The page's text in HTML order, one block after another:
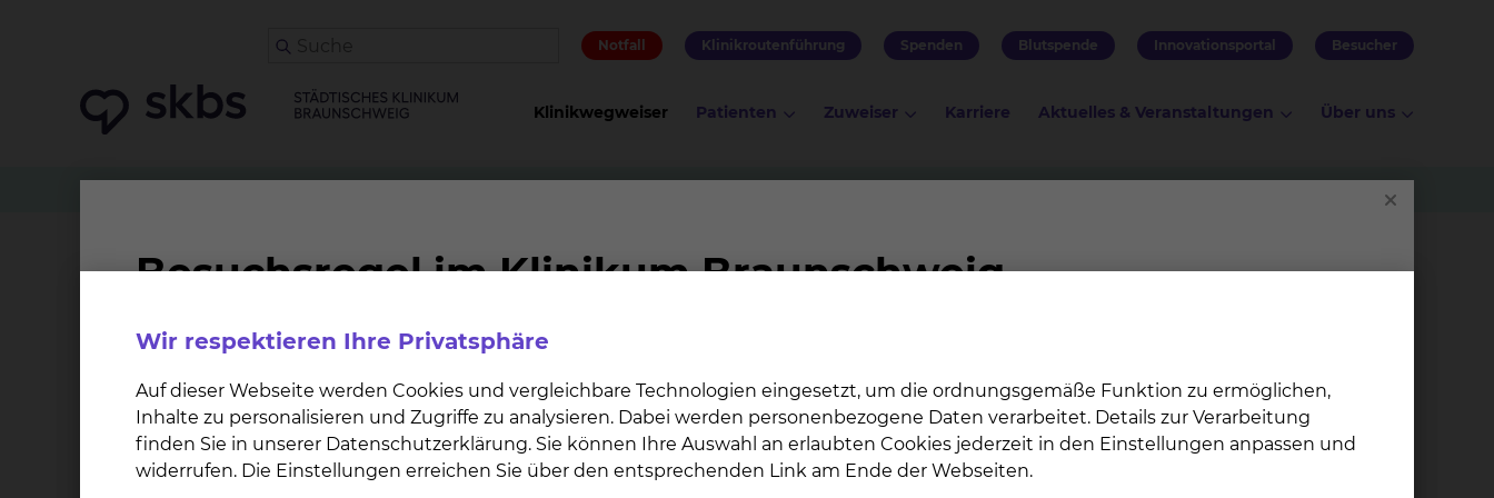
Notfall Klinikroutenführung Spenden Blutspende Innovationsportal Besucher
Klinikwegweiser Patienten Zuweiser Karriere Aktuelles & Veranstaltungen Über uns
Muslimischer Besuchsdienst
Salzdahlumer Straße 90, 38126
Braunschweig
Celler Straße 38, 38114
Im Klinikum Braunschweig gibt es seit dem 1. Januar 2018 einen Muslimischen Besuchsdienst.
Das Angebot soll muslimischen Patientinnen und Patienten sowie deren Angehörigen einerseits allgemeine
Unterstützung und Orientierung bieten und andererseits die religiösen Hintergründe berücksichtigen.
Die Mitarbeiterinnen und Mitarbeiter des Muslimischen Besuchsdienstes haben alle einen Kurs zum Thema
Wir respektieren Ihre Privatsphäre
Auf dieser Webseite werden Cookies und vergleichbare Technologien eingesetzt, um die ordnungsgemäße Funktion zu ermöglichen,
Inhalte zu personalisieren und Zugriffe zu analysieren. Dabei werden personenbezogene Daten verarbeitet. Details zur Verarbeitung
finden Sie in unserer Datenschutzerklärung. Sie können Ihre Auswahl an erlaubten Cookies jederzeit in den Einstellungen anpassen und
widerrufen. Die Einstellungen erreichen Sie über den entsprechenden Link am Ende der Webseiten.